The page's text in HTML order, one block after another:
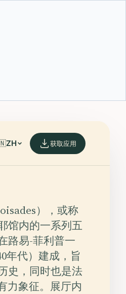
ZH 获取应用
），或称
馆内的一系列五
路易-菲利普一
年代）建成，旨
史，同时也是法
力象征。展厅内